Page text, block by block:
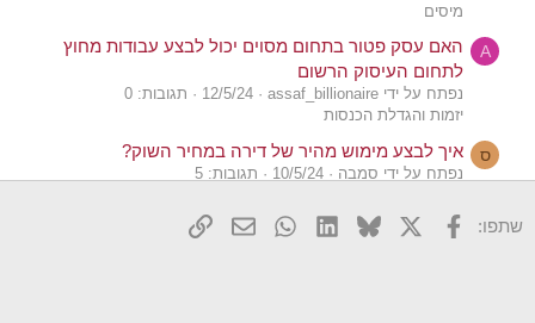
מיסים
A
האם עסק פטור בתחום מסוים יכול לבצע עבודות מחוץ
לתחום העיסוק הרשום
נפתח על ידי assaf_billionaire 12/5/24
תגובות: 0
יזמות והגדלת הכנסות
ס איך לבצע מימוש מהיר של דירה במחיר השוק?
נפתח על ידי סמבה 10/5/24
תגובות: 5
כ קריפטו - האם ניתן לבצע פריסה? שתפו: פייסבוק
X
Bluesky
LinkedIn
WhatsApp
דואר אלקטרוני